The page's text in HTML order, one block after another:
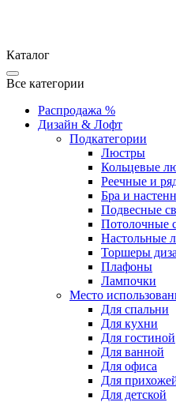
Каталог
Все категории
Распродажа %
Дизайн & Лофт
Подкатегории
Люстры
Кольцевые
Реечные и
Бра и
Подвесные
Потолочные
Настольные
Торшеры
Плафоны
Лампочки
Место
Для спальни
Для кухни
Для гостиной
Для ванной
Для офиса
Для
Для детской